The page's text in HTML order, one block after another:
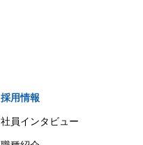
採用情報
社員インタビュー